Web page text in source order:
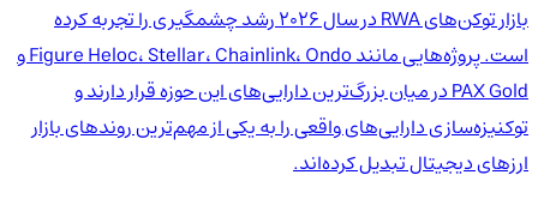
بازار توکن‌های RWA در سال ۲۰۲۶ رشد چشمگیری را تجربه کرده
است. پروژه‌هایی مانند Figure Heloc، Stellar، Chainlink، Ondo و
PAX Gold در میان بزرگ‌ترین دارایی‌های این حوزه قرار دارند و
توکنیزه‌سازی دارایی‌های واقعی را به یکی از مهم‌ترین روندهای بازار
ارزهای دیجیتال تبدیل کرده‌اند.